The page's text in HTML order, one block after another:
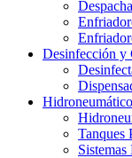
Desinfección y
Tanques